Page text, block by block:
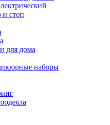
стоп
для дома
наборы